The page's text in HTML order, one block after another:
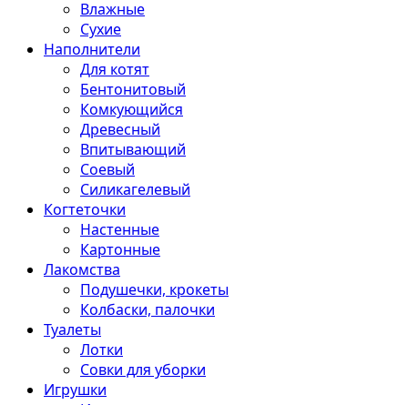
Влажные
Сухие
Наполнители
Для котят
Бентонитовый
Комкующийся
Древесный
Впитывающий
Соевый
Силикагелевый
Когтеточки
Настенные
Картонные
Лакомства
Подушечки, крокеты
Колбаски, палочки
Туалеты
Лотки
Совки для уборки
Игрушки